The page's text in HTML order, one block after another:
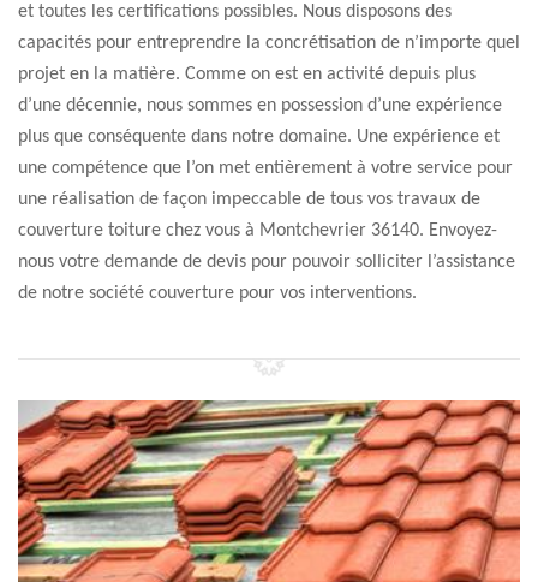
et toutes les certifications possibles. Nous disposons des
capacités pour entreprendre la concrétisation de n’importe quel
projet en la matière. Comme on est en activité depuis plus
d’une décennie, nous sommes en possession d’une expérience
plus que conséquente dans notre domaine. Une expérience et
une compétence que l’on met entièrement à votre service pour
une réalisation de façon impeccable de tous vos travaux de
couverture toiture chez vous à Montchevrier 36140. Envoyez-
nous votre demande de devis pour pouvoir solliciter l’assistance
de notre société couverture pour vos interventions.